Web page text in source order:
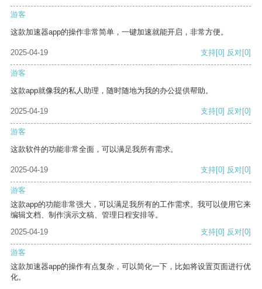
游客
这款加速器app的操作非常简单，一键加速就能开启，非常方便。
2025-04-19 支持[0] 反对[0]
游客
这款app就像我的私人助理，随时随地为我的办公提供帮助。
2025-04-19 支持[0] 反对[0]
游客
这款软件的功能非常全面，可以满足我所有需求。
2025-04-19 支持[0] 反对[0]
游客
这款app的功能非常强大，可以满足我所有的工作需求。我可以使用它来
编辑文档、制作演示文稿、管理日程安排等。
2025-04-19
支持[0] 反对[0]
游客
这款加速器app的操作有点复杂，可以简化一下，比如将设置页面进行优
化。